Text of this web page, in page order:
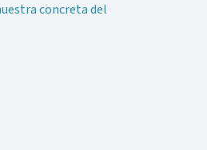
concreta del